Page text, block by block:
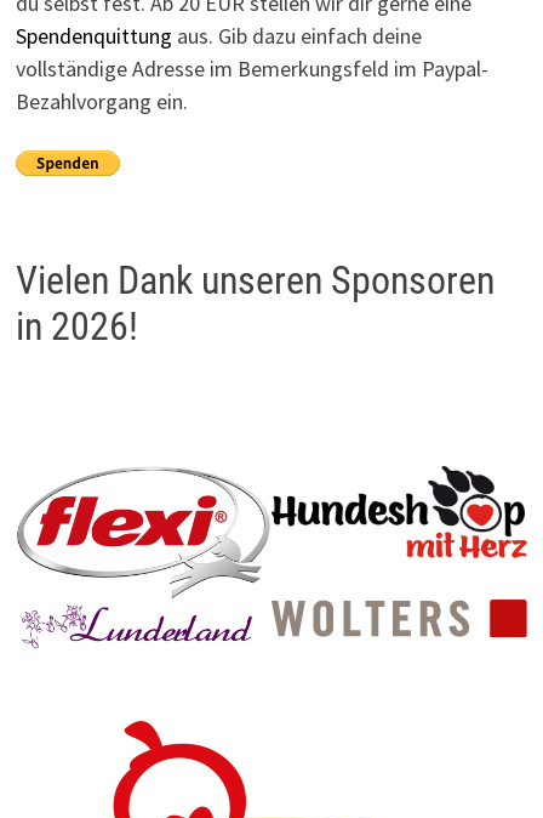
Spendenquittung aus. Gib dazu einfach deine
vollständige Adresse im Bemerkungsfeld im Paypal-
Bezahlvorgang ein.
Vielen Dank unseren Sponsoren
in 2026!